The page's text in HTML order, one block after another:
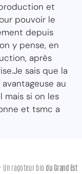
et
pouvoir le
depuis
y pense, en
après
sais que la
au
si on les
et tsmc a
Un ragoteur bio du Grand Est